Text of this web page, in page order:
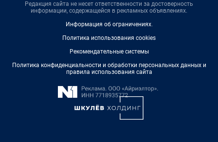
Редакция сайта не несет ответственности за достоверность
информации, содержащейся в рекламных объявлениях.
Информация об ограничениях.
Политика использования cookies
Рекомендательные системы
Политика конфиденциальности и обработки персональных данных и
правила использования сайта